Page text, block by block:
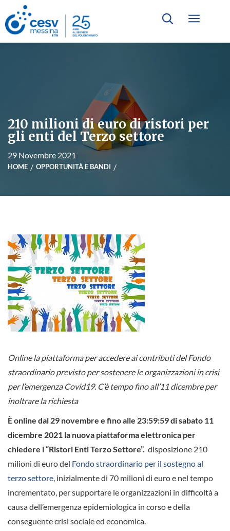
210 milioni di euro di ristori per
gli enti del Terzo settore
29 Novembre 2021
HOME OPPORTUNITÀ E BANDI
Online la piattaforma per accedere ai contributi del Fondo
straordinario previsto per sostenere le organizzazioni in crisi
per l’emergenza Covid19. C’è tempo fino all’11 dicembre per
inoltrare la richiesta
È online dal 29 novembre e fino alle 23:59:59 di sabato 11
dicembre 2021 la nuova piattaforma elettronica per
chiedere i “Ristori Enti Terzo Settore”. disposizione 210
milioni di euro del Fondo straordinario per il sostegno al
terzo settore , inizialmente di 70 milioni di euro e nel tempo
incrementato, per supportare le organizzazioni in difficoltà a
causa dell’emergenza epidemiologica in corso e della
conseguente crisi sociale ed economica.